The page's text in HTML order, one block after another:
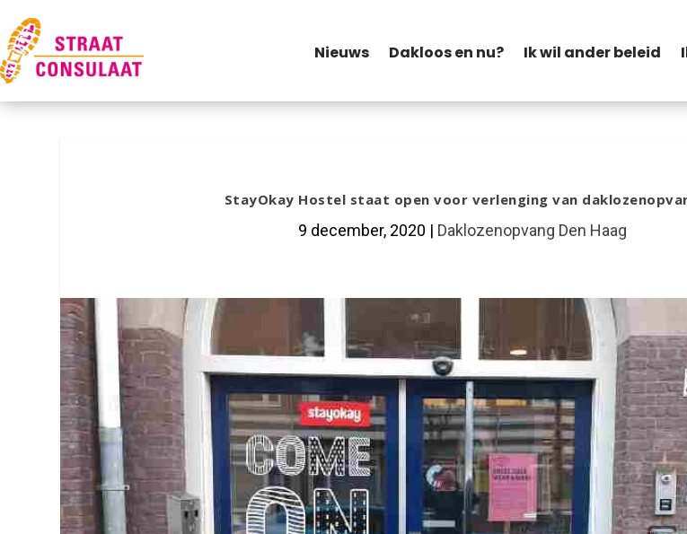
Nieuws Dakloos en nu? Ik wil ander beleid
StayOkay Hostel staat open voor verlenging van
9 december, 2020 | Daklozenopvang Den Haag